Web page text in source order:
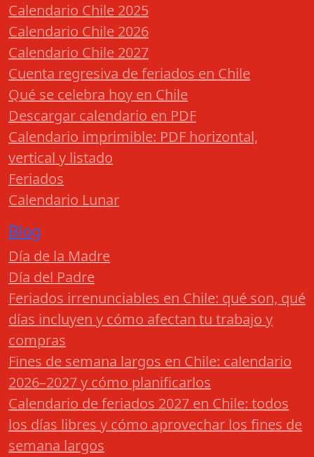
Calendario Chile 2025
Calendario Chile 2026
Calendario Chile 2027
Cuenta regresiva de feriados en Chile
Qué se celebra hoy en Chile
Descargar calendario en PDF
Calendario imprimible: PDF horizontal,
vertical y listado
Feriados
Calendario Lunar
Blog
Día de la Madre
Día del Padre
Feriados irrenunciables en Chile: qué son, qué
días incluyen y cómo afectan tu trabajo y
compras
Fines de semana largos en Chile: calendario
2026–2027 y cómo planificarlos
Calendario de feriados 2027 en Chile: todos
los días libres y cómo aprovechar los fines de
semana largos